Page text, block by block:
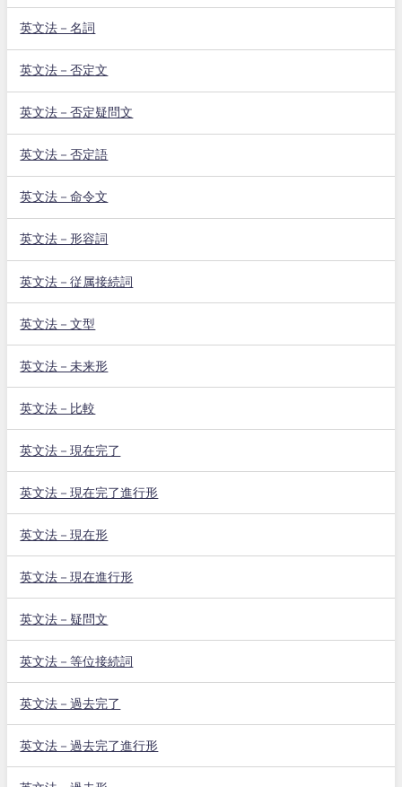
英文法－名詞
英文法－否定文
英文法－否定疑問文
英文法－否定語
英文法－命令文
英文法－形容詞
英文法－従属接続詞
英文法－文型
英文法－未来形
英文法－比較
英文法－現在完了
英文法－現在完了進行形
英文法－現在形
英文法－現在進行形
英文法－疑問文
英文法－等位接続詞
英文法－過去完了
英文法－過去完了進行形